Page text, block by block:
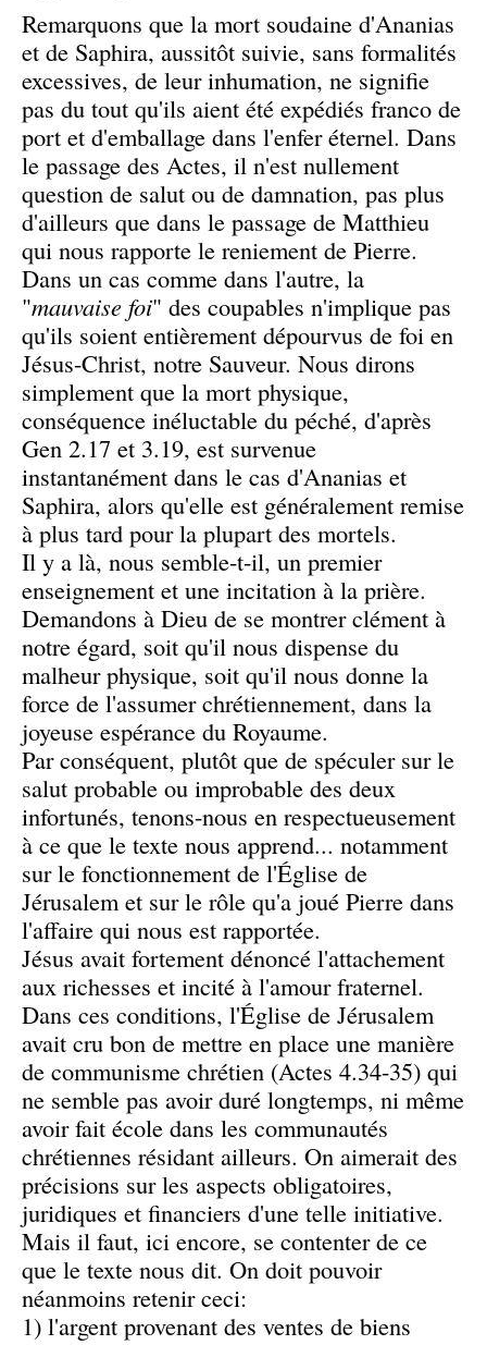
Remarquons que la mort soudaine d'Ananias
et de Saphira, aussitôt suivie, sans formalités
excessives, de leur inhumation, ne signifie
pas du tout qu'ils aient été expédiés franco de
port et d'emballage dans l'enfer éternel. Dans
le passage des Actes, il n'est nullement
question de salut ou de damnation, pas plus
d'ailleurs que dans le passage de Matthieu
qui nous rapporte le reniement de Pierre.
Dans un cas comme dans l'autre, la
"mauvaise foi" des coupables n'implique pas
qu'ils soient entièrement dépourvus de foi en
Jésus-Christ, notre Sauveur. Nous dirons
simplement que la mort physique,
conséquence inéluctable du péché, d'après
Gen 2.17 et 3.19, est survenue
instantanément dans le cas d'Ananias et
Saphira, alors qu'elle est généralement remise
à plus tard pour la plupart des mortels.
Il y a là, nous semble-t-il, un premier
enseignement et une incitation à la prière.
Demandons à Dieu de se montrer clément à
notre égard, soit qu'il nous dispense du
malheur physique, soit qu'il nous donne la
force de l'assumer chrétiennement, dans la
joyeuse espérance du Royaume.
Par conséquent, plutôt que de spéculer sur le
salut probable ou improbable des deux
infortunés, tenons-nous en respectueusement
à ce que le texte nous apprend... notamment
sur le fonctionnement de l'Église de
Jérusalem et sur le rôle qu'a joué Pierre dans
l'affaire qui nous est rapportée.
Jésus avait fortement dénoncé l'attachement
aux richesses et incité à l'amour fraternel.
Dans ces conditions, l'Église de Jérusalem
avait cru bon de mettre en place une manière
de communisme chrétien (Actes 4.34-35) qui
ne semble pas avoir duré longtemps, ni même
avoir fait école dans les communautés
chrétiennes résidant ailleurs. On aimerait des
précisions sur les aspects obligatoires,
juridiques et financiers d'une telle initiative.
Mais il faut, ici encore, se contenter de ce
que le texte nous dit. On doit pouvoir
néanmoins retenir ceci:
1) l'argent provenant des ventes de biens